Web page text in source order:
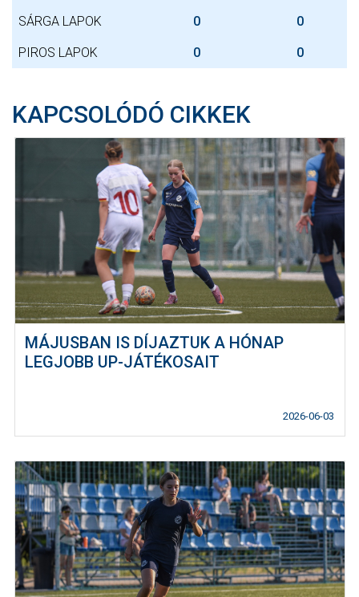
SÁRGA LAPOK 0 0
PIROS LAPOK 0 0
KAPCSOLÓDÓ CIKKEK
MÁJUSBAN IS DÍJAZTUK A HÓNAP
LEGJOBB UP-JÁTÉKOSAIT
2026-06-03